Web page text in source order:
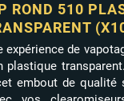
ROND 510
expérience de
plastique
embout de qualité